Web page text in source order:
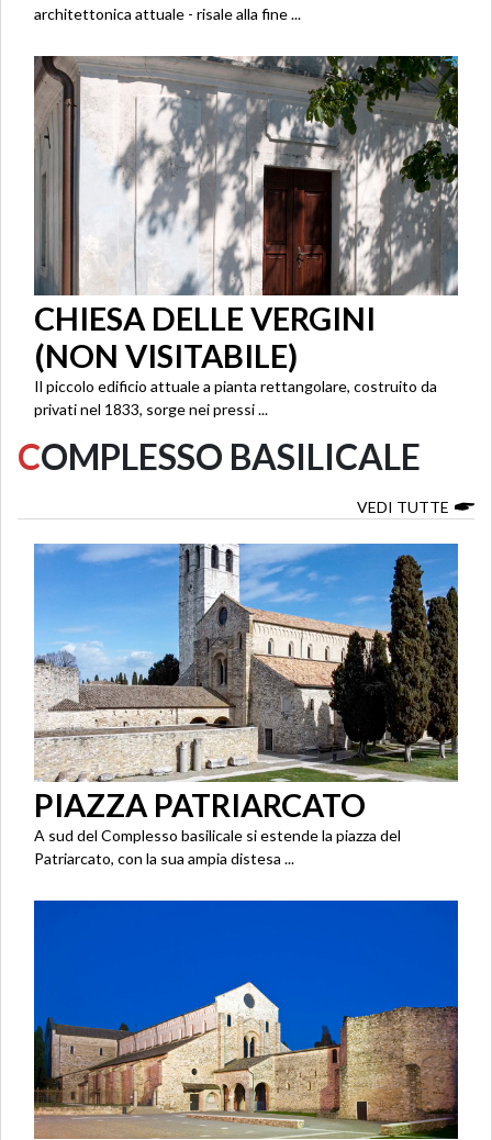
architettonica attuale - risale alla fine ...
CHIESA DELLE VERGINI
(NON VISITABILE)
Il piccolo edificio attuale a pianta rettangolare, costruito da
privati nel 1833, sorge nei pressi ...
COMPLESSO BASILICALE
VEDI TUTTE
PIAZZA PATRIARCATO
A sud del Complesso basilicale si estende la piazza del
Patriarcato, con la sua ampia distesa ...